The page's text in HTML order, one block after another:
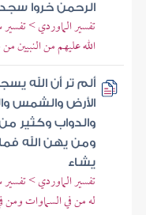
الرحمن خروا
تفسير الماوردي >
الله عليهم من النبيين
ألم تر أن الله
الأرض والشمس
والدواب وكثير
ومن يهن الله
يشاء
تفسير الماوردي >
له من في السماوات